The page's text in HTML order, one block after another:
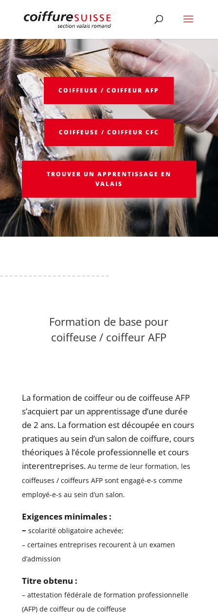
COIFFEUSE / COIFFEUR AFP
COIFFEUSE / COIFFEUR CFC
TROUVER UN APPRENTISSAGE EN
VALAIS
Formation de base pour
coiffeuse / coiffeur AFP
La formation de coiffeur ou de coiffeuse AFP
s’acquiert par un apprentissage d’une durée
de 2 ans. La formation est découpée en cours
pratiques au sein d’un salon de coiffure, cours
théoriques à l’école professionnelle et cours
interentreprises.Au terme de leur formation, les
coiffeuses / coiffeurs AFP sont engagé-e-s comme
employé-e-s au sein d’un salon.
Exigences minimales :
– scolarité obligatoire achevée;
– certaines entreprises recourent à un examen
d’admission
Titre obtenu :
– attestation fédérale de formation professionnelle
(AFP) de coiffeur ou de coiffeuse